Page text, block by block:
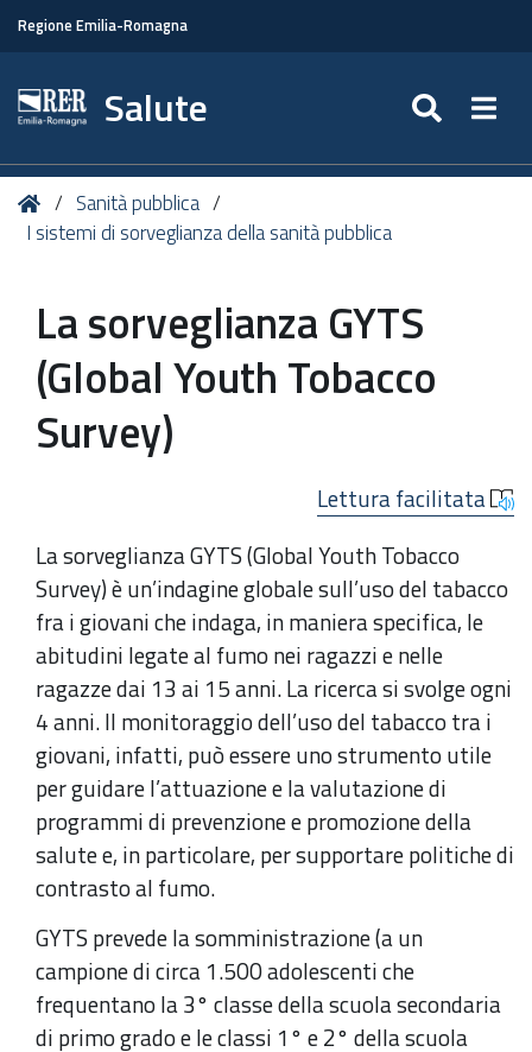
Regione Emilia-Romagna
Salute
Tu
sei
HomeSanità pubblica
I sistemi di sorveglianza della sanità pubblica
La sorveglianza GYTS
(Global Youth Tobacco
Survey)
Lettura facilitata
La sorveglianza GYTS (Global Youth Tobacco
Survey) è un’indagine globale sull’uso del tabacco
fra i giovani che indaga, in maniera specifica, le
abitudini legate al fumo nei ragazzi e nelle
ragazze dai 13 ai 15 anni. La ricerca si svolge ogni
4 anni. Il monitoraggio dell’uso del tabacco tra i
giovani, infatti, può essere uno strumento utile
per guidare l’attuazione e la valutazione di
programmi di prevenzione e promozione della
salute e, in particolare, per supportare politiche di
contrasto al fumo.
GYTS prevede la somministrazione (a un
campione di circa 1.500 adolescenti che
frequentano la 3° classe della scuola secondaria
di primo grado e le classi 1° e 2° della scuola